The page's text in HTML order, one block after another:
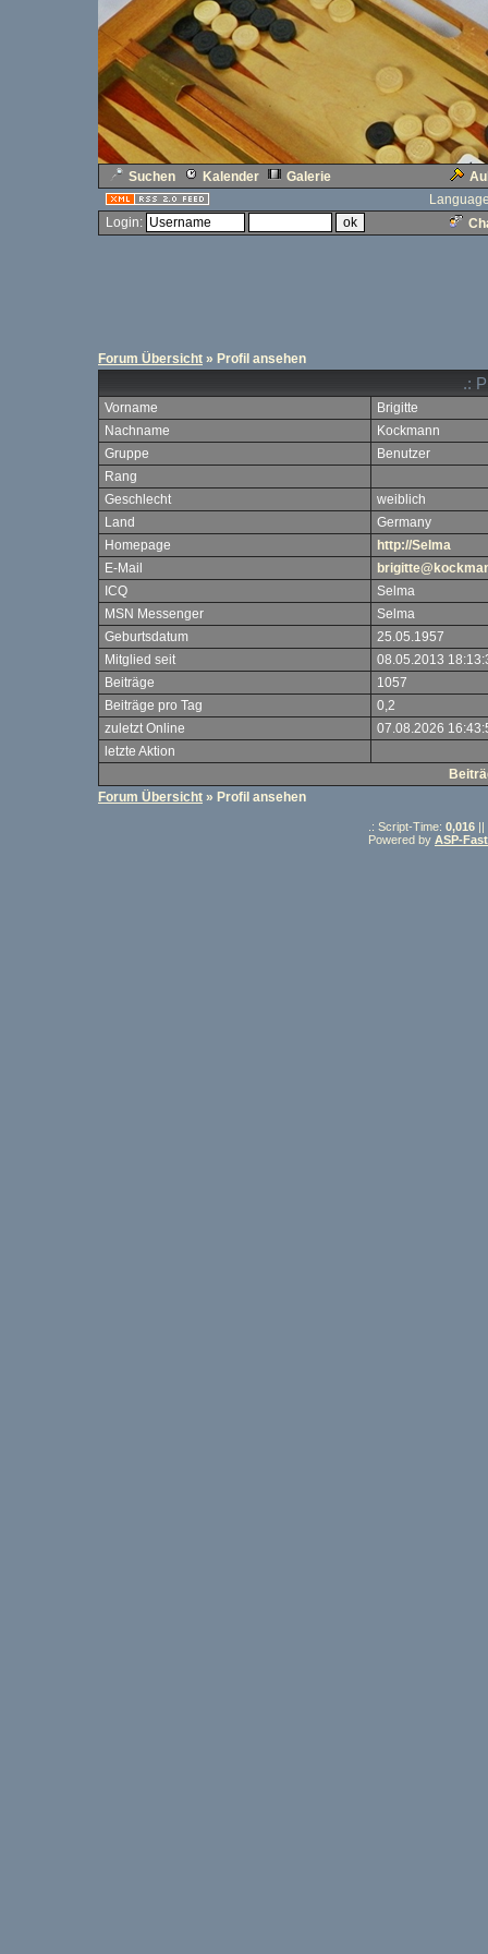
Suchen Kalender Galerie
Login:
Forum Übersicht » Profil ansehen
.:
Vorname
Brigitte
Nachname
Kockmann
Gruppe
Benutzer
Rang
Geschlecht
weiblich
Land
Germany
Homepage
http://Selma
E-Mail
ICQ
Selma
MSN Messenger
Selma
Geburtsdatum
25.05.1957
Mitglied seit
08.05.2013
Beiträge
1057
Beiträge pro Tag
0,2
zuletzt Online
07.08.2026
letzte Aktion
Forum Übersicht » Profil ansehen
.: Script-Time: 0,016 ||
Powered by ASP-